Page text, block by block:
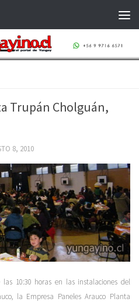
Trupán Cholguán,
8, 2010
10:30 horas en las instalaciones del
la Empresa Paneles Arauco Planta